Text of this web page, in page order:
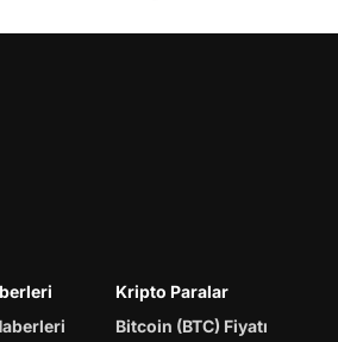
Kripto Paralar
Bitcoin (BTC) Fiyatı